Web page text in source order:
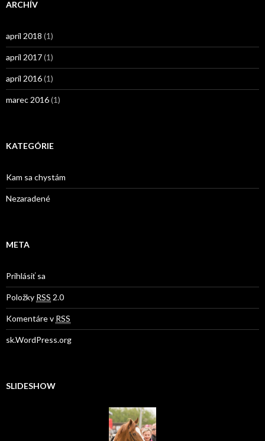
ARCHÍV
apríl 2018 (1)
apríl 2017(1)
apríl 2016(1)
marec 2016(1)
KATEGÓRIE
Kam sa chystám
Nezaradené
META
Prihlásiť sa
Položky RSS 2.0
Komentáre v RSS
sk.WordPress.org
SLIDESHOW